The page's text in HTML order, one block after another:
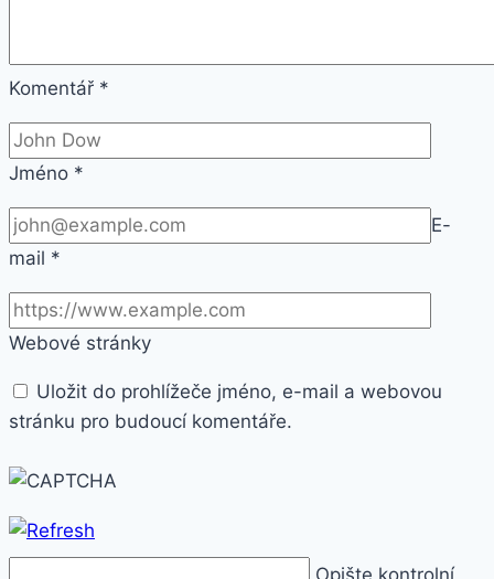
Komentář *
Jméno *
E-
mail *
Webové stránky
Uložit do prohlížeče jméno, e-mail a webovou
stránku pro budoucí komentáře.
Opište kontrolní